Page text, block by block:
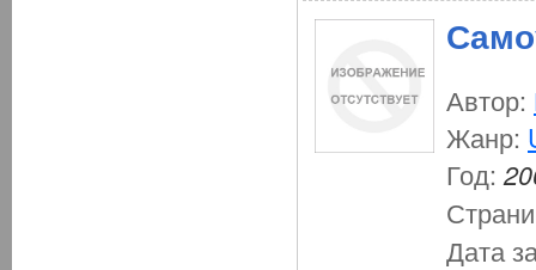
Автор:
Жанр:
Год:
Дата